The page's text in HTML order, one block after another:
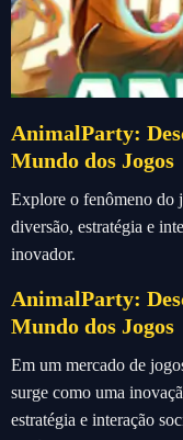
AnimalParty:
Mundo dos Jogos
Explore o fenômeno do
diversão, estratégia e
inovador.
AnimalParty:
Mundo dos Jogos
Em um mercado de
surge como uma
estratégia e interação